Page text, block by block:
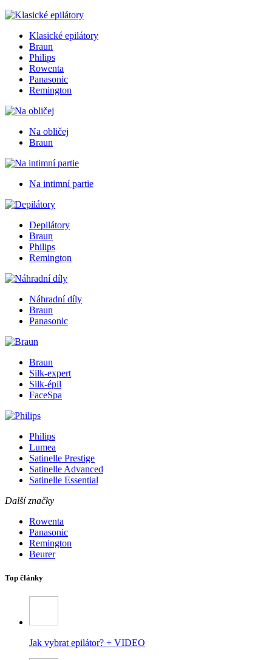
Klasické epilátory
Braun
Philips
Rowenta
Panasonic
Remington
Na obličej
Braun
Na intimní partie
Depilátory
Braun
Philips
Remington
Náhradní díly
Braun
Panasonic
Braun
Silk-expert
Silk-épil
FaceSpa
Philips
Lumea
Satinelle Prestige
Satinelle Advanced
Satinelle Essential
Další značky
Rowenta
Panasonic
Remington
Beurer
Top články
Jak vybrat epilátor? + VIDEO